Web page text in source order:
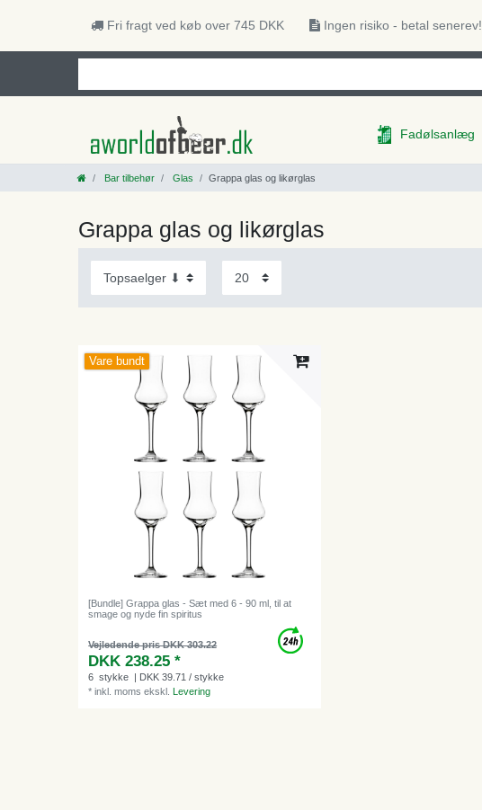
Fri fragt ved køb over 745 DKK Ingen risiko - betal senerev!
Fadølsanlæg
Bar tilbehør Glas Grappa glas og likørglas
Grappa glas og likørglas
Vare bundt
[Bundle] Grappa glas - Sæt med 6 - 90 ml, til at
smage og nyde fin spiritus
Vejledende pris DKK 303.22
DKK 238.25 *
6 stykke | DKK 39.71 / stykke
*inkl. moms ekskl.Levering